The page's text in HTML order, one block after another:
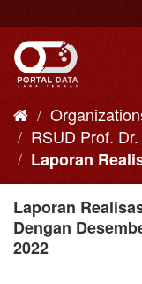
to
content
RSUD Prof.
Laporan
Laporan
Dengan
2022